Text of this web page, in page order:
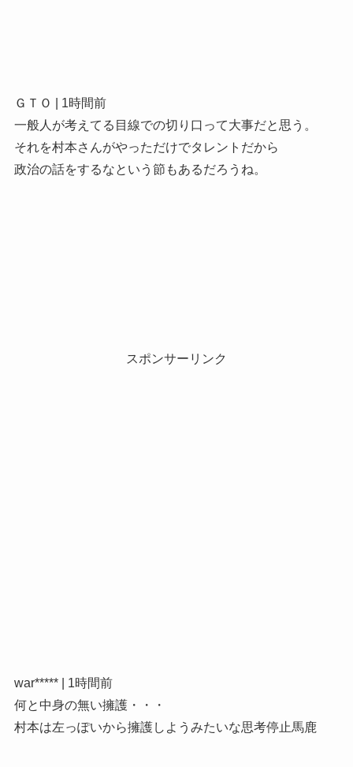
ＧＴＯ | 1時間前
一般人が考えてる目線での切り口って大事だと思う。
それを村本さんがやっただけでタレントだから
政治の話をするなという節もあるだろうね。
スポンサーリンク
war***** | 1時間前
何と中身の無い擁護・・・
村本は左っぽいから擁護しようみたいな思考停止馬鹿